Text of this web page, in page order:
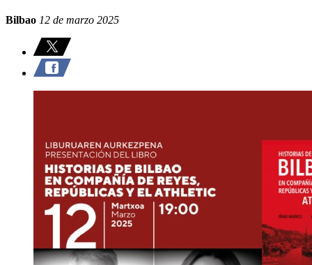
Bilbao 12 de marzo 2025